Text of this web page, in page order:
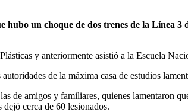
hubo un choque de dos trenes de la Línea
y anteriormente asistió a la Escuela
de la máxima casa de estudios
de amigos y familiares, quienes lamentaron
dejó cerca de 60 lesionados.